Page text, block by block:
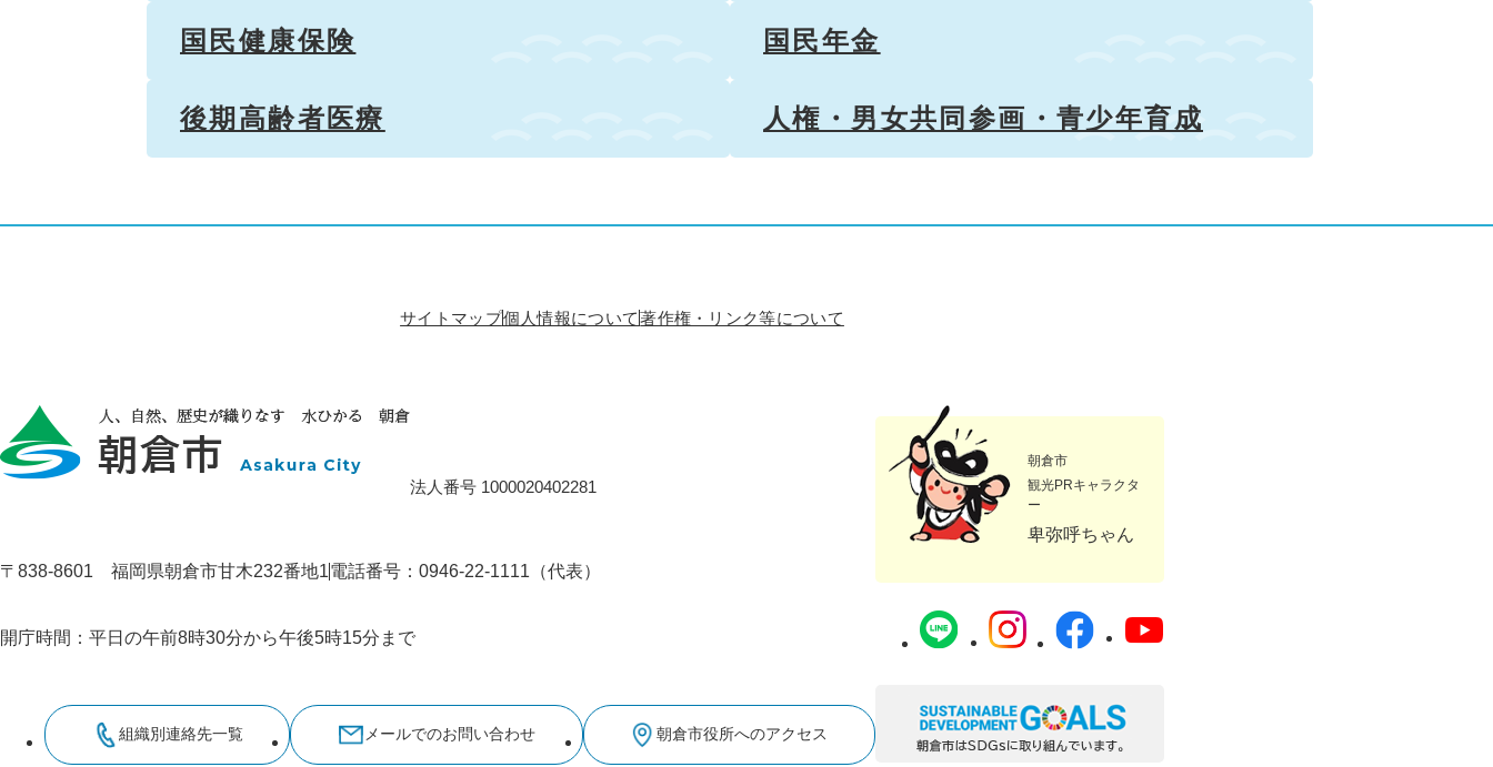
国民健康保険 国民年金
後期高齢者医療 人権・男女共同参画・青少年育成
サイトマップ個人情報について著作権・リンク等について
法人番号 1000020402281
〒838-8601 福岡県朝倉市甘木232番地1電話番号：0946-22-1111（代表）
開庁時間：平日の午前8時30分から午後5時15分まで
組織別連絡先一覧 メールでのお問い合わせ 朝倉市役所へのアクセス
朝倉市
観光PRキャラクタ
ー
卑弥呼ちゃん